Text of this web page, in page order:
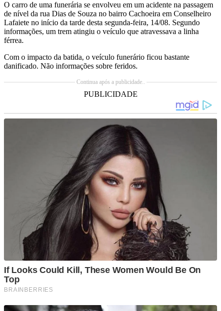
O carro de uma funerária se envolveu em um acidente na passagem
de nível da rua Dias de Souza no bairro Cachoeira em Conselheiro
Lafaiete no início da tarde desta segunda-feira, 14/08. Segundo
informações, um trem atingiu o veículo que atravessava a linha
férrea.
Com o impacto da batida, o veículo funerário ficou bastante
danificado. Não informações sobre feridos.
Continua após a publicidade..
PUBLICIDADE